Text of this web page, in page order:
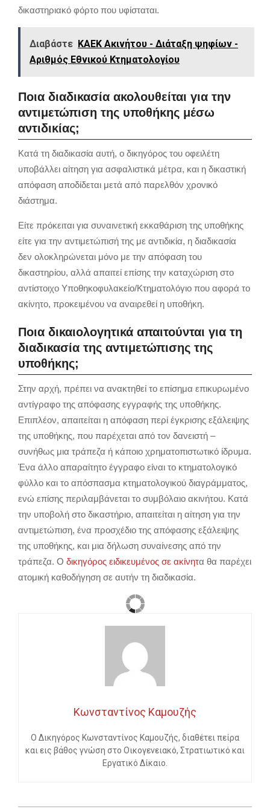
δικαστηριακό φόρτο που υφίσταται.
Διαβάστε ΚΑΕΚ Ακινήτου - Διάταξη ψηφίων -
Αριθμός Εθνικού Κτηματολογίου
Ποια διαδικασία ακολουθείται για την
αντιμετώπιση της υποθήκης μέσω
αντιδικίας;
Κατά τη διαδικασία αυτή, ο δικηγόρος του οφειλέτη
υποβάλλει αίτηση για ασφαλιστικά μέτρα, και η δικαστική
απόφαση αποδίδεται μετά από παρελθόν χρονικό
διάστημα.
Είτε πρόκειται για συναινετική εκκαθάριση της υποθήκης
είτε για την αντιμετώπισή της με αντιδικία, η διαδικασία
δεν ολοκληρώνεται μόνο με την απόφαση του
δικαστηρίου, αλλά απαιτεί επίσης την καταχώριση στο
αντίστοιχο Υποθηκοφυλακείο/Κτηματολόγιο που αφορά το
ακίνητο, προκειμένου να αναιρεθεί η υποθήκη.
Ποια δικαιολογητικά απαιτούνται για τη
διαδικασία της αντιμετώπισης της
υποθήκης;
Στην αρχή, πρέπει να ανακτηθεί το επίσημα επικυρωμένο
αντίγραφο της απόφασης εγγραφής της υποθήκης.
Επιπλέον, απαιτείται η απόφαση περί έγκρισης εξάλειψης
της υποθήκης, που παρέχεται από τον δανειστή –
συνήθως μια τράπεζα ή κάποιο χρηματοπιστωτικό ίδρυμα.
Ένα άλλο απαραίτητο έγγραφο είναι το κτηματολογικό
φύλλο και το απόσπασμα κτηματολογικού διαγράμματος,
ενώ επίσης περιλαμβάνεται το συμβόλαιο ακινήτου. Κατά
την υποβολή στο δικαστήριο, απαιτείται η αίτηση για την
αντιμετώπιση, ένα προσχέδιο της απόφασης εξάλειψης
της υποθήκης, και μια δήλωση συναίνεσης από την
τράπεζα. Ο δικηγόρος ειδικευμένος σε ακίνητα θα παρέχει
ατομική καθοδήγηση σε αυτήν τη διαδικασία.
Κωνσταντίνος Καμουζής
Ο Δικηγόρος Κωνσταντίνος Καμουζής, διαθέτει πείρα
και εις βάθος γνώση στο Οικογενειακό, Στρατιωτικό και
Εργατικό Δίκαιο.